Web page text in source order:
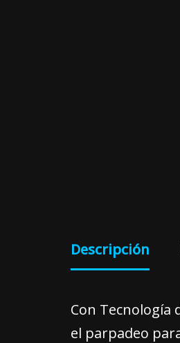
Descripción
Con Tecnología
el parpadeo